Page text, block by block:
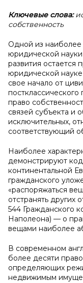
Ключевые слова:
собственность
Одной из
юридической
развития остается
юридической
свое начало от
право
связей субъекта и
исключительных,
соответствующий
Наиболее
демонстрируют
континентальной
гражданского
«распоряжаться
отстранять других
544 Гражданского
Наполеона) — о
вещами наиболее
В современном
более десяти
определяющих
недвижимым